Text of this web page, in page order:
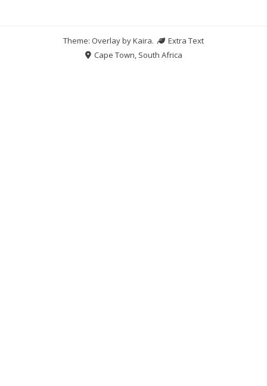
Theme: Overlay byKaira.
Extra Text
Cape Town, South Africa